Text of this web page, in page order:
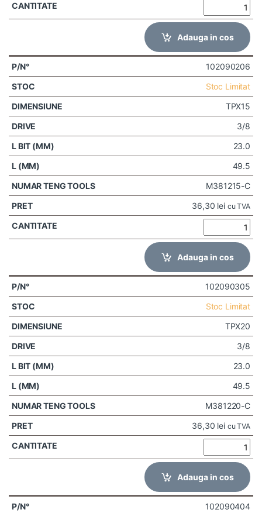
Adauga in cos
102090206
Stoc Limitat
TPX15
3/8
23.0
49.5
M381215-C
36,30 lei cu TVA
Adauga in cos
102090305
Stoc Limitat
TPX20
3/8
23.0
49.5
M381220-C
36,30 lei cu TVA
Adauga in cos
102090404